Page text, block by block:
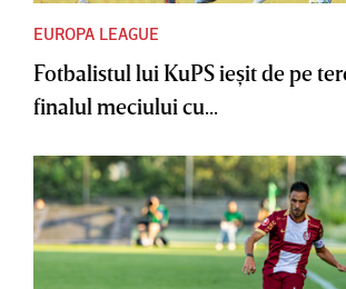
EUROPA LEAGUE
Fotbalistul lui KuPS ieşit de pe
finalul meciului cu...